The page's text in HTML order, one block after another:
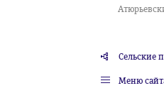
Сельские
Меню